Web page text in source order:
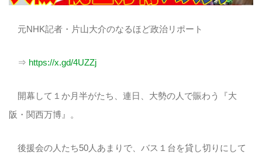
元NHK記者・片山大介のなるほど政治リポート
⇒ https://x.gd/4UZZj
開幕して１か月半がたち、連日、大勢の人で賑わう『大
阪・関西万博』。
後援会の人たち50人あまりで、バス１台を貸し切りにして